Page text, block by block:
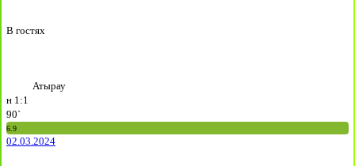
В гостях
Атырау
н 1:1
90`
6.9
02.03.2024